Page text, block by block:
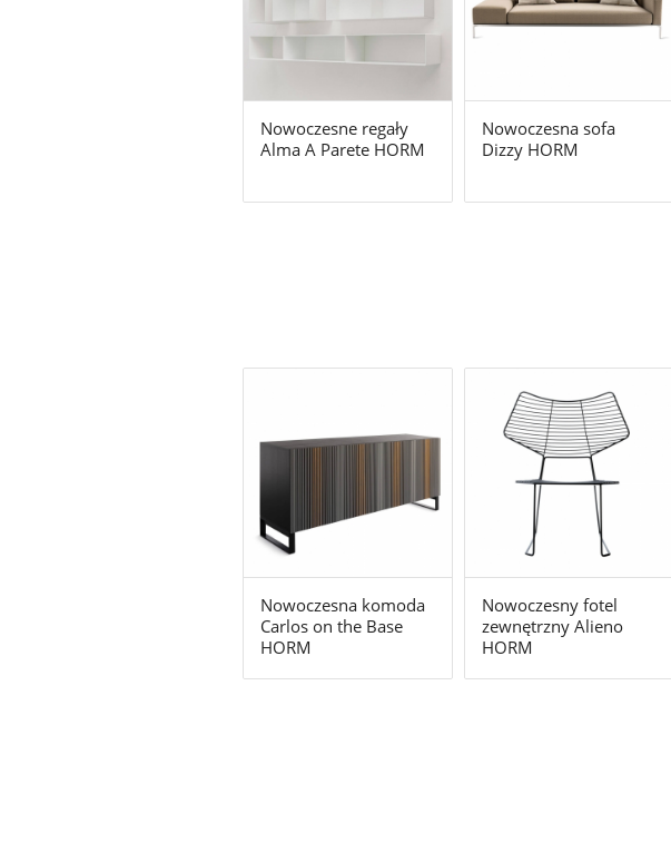
Nowoczesne regały
Alma A Parete HORM
Nowoczesna sofa
Dizzy HORM
Nowoczesna komoda
Carlos on the Base
HORM
Nowoczesny fotel
zewnętrzny Alieno
HORM